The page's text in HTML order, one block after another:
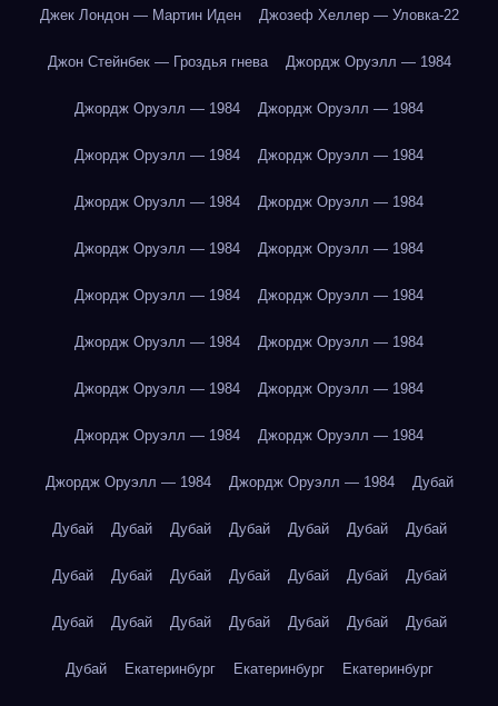
Джек Лондон — Мартин Иден Джозеф Хеллер — Уловка-22
Джон Стейнбек — Гроздья гнева Джордж Оруэлл — 1984
Джордж Оруэлл — 1984 Джордж Оруэлл — 1984
Джордж Оруэлл — 1984 Джордж Оруэлл — 1984
Джордж Оруэлл — 1984 Джордж Оруэлл — 1984
Джордж Оруэлл — 1984 Джордж Оруэлл — 1984
Джордж Оруэлл — 1984 Джордж Оруэлл — 1984
Джордж Оруэлл — 1984 Джордж Оруэлл — 1984
Джордж Оруэлл — 1984 Джордж Оруэлл — 1984
Джордж Оруэлл — 1984 Джордж Оруэлл — 1984
Джордж Оруэлл — 1984 Джордж Оруэлл — 1984 Дубай
Дубай Дубай Дубай Дубай Дубай Дубай Дубай
Дубай Дубай Дубай Дубай Дубай Дубай Дубай
Дубай Дубай Дубай Дубай Дубай Дубай Дубай
Дубай Екатеринбург Екатеринбург Екатеринбург